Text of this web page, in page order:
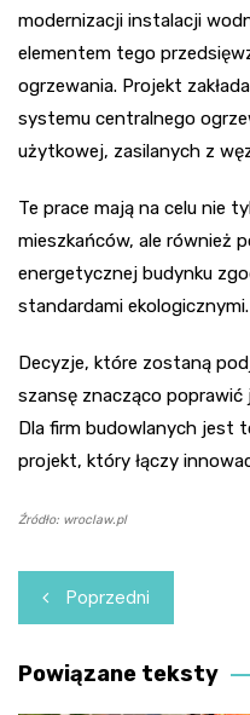
modernizacji instalacji
elementem tego
ogrzewania. Projekt
systemu centralnego
użytkowej, zasilanych z
Te prace mają na celu nie
mieszkańców, ale również
energetycznej budynku
standardami ekologicznymi.
Decyzje, które zostaną
szansę znacząco
Dla firm budowlanych jest
projekt, który łączy
Źródło: wroclaw.pl
Nawigacja
wpisu
Poprzedni
Powiązane teksty